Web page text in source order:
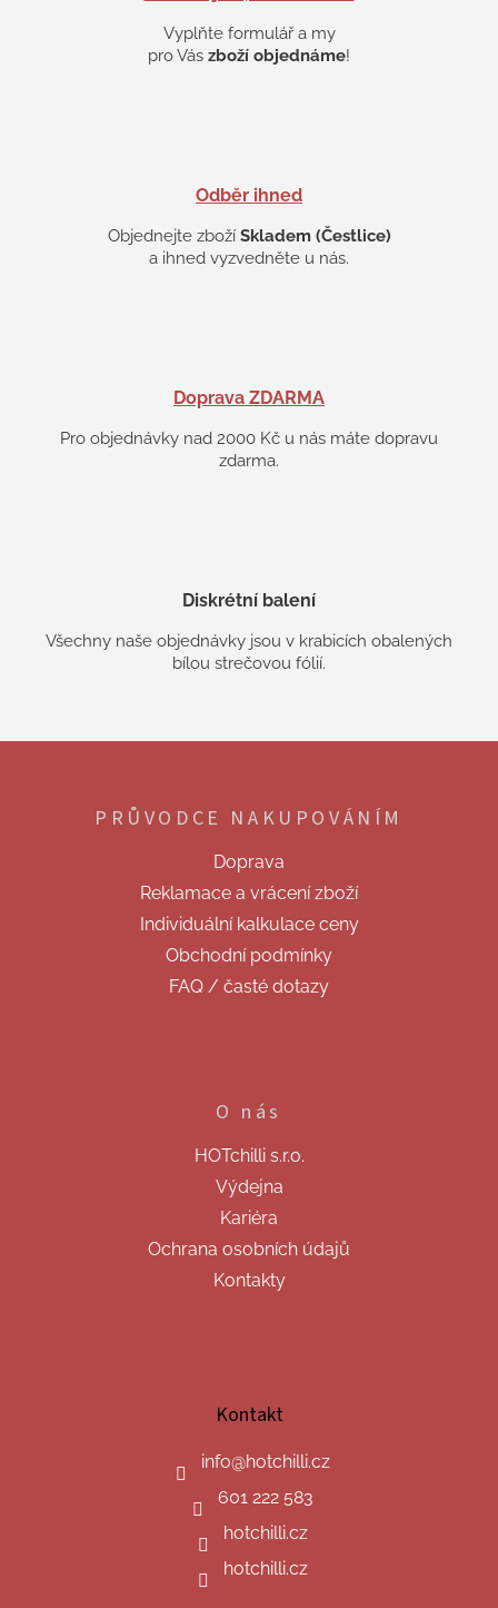
v
k
s
u
Vyplňte formulář a my
pro Vás zboží objednáme!
Odběr ihned
Objednejte zboží Skladem (Čestlice)
a ihned vyzvedněte u nás.
Doprava ZDARMA
Pro objednávky nad 2000 Kč u nás máte dopravu
zdarma.
Diskrétní balení
Všechny naše objednávky jsou v krabicích obalených
bílou strečovou fólií.
Z
PRŮVODCE NAKUPOVÁNÍM
Doprava
Reklamace a vrácení zboží
Individuální kalkulace ceny
Obchodní podmínky
FAQ / časté dotazy
O nás
HOTchilli s.r.o.
Výdejna
Kariéra
Ochrana osobních údajů
Kontakty
Kontakt
info@hotchilli.cz
601 222 583
hotchilli.cz
hotchilli.cz